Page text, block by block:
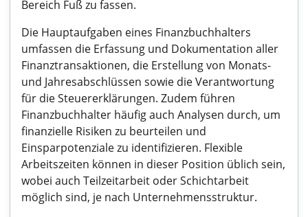
Bereich Fuß zu fassen.
Die Hauptaufgaben eines Finanzbuchhalters
umfassen die Erfassung und Dokumentation aller
Finanztransaktionen, die Erstellung von Monats-
und Jahresabschlüssen sowie die Verantwortung
für die Steuererklärungen. Zudem führen
Finanzbuchhalter häufig auch Analysen durch, um
finanzielle Risiken zu beurteilen und
Einsparpotenziale zu identifizieren. Flexible
Arbeitszeiten können in dieser Position üblich sein,
wobei auch Teilzeitarbeit oder Schichtarbeit
möglich sind, je nach Unternehmensstruktur.